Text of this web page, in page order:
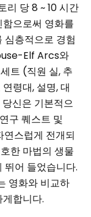
리 당 8 ~ 10 시간
으로써 영화를
심층적으로 경험
Elf Arcs와
트 (직원 실, 추
령대, 설명, 대
신은 기본적으
구 퀘스트 및
스럽게 전개되
한 마법의 생물
뛰어 들었습니다.
영화와 비교하
합니다.